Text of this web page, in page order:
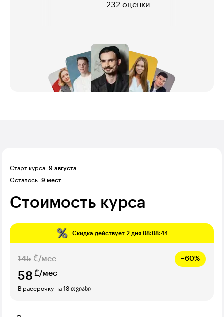
Старт курса: 9 августа
Осталось: 9 мест
Стоимость курса
Скидка действует 2 дня 08:08:43
145 ₾/мес −60%
58 ₾/мес
В рассрочку на 18 თვიანი